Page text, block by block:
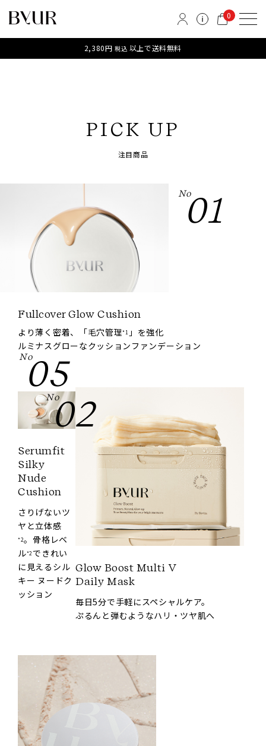
0
2,380円税込 以上で送料無料
PICK UP
注目商品
No01
Fullcover Glow Cushion
より薄く密着、「毛穴管理*1 」を強化
ルミナスグローなクッションファンデーション
No02
Glow Boost Multi V
Daily Mask
毎日5分で手軽にスペシャルケア。
ぷるんと弾むようなハリ・ツヤ肌へ
No05
Serumfit
Silky
Nude
Cushion
さりげないツ
ヤと立体感
*2。骨格レベ
ル*2 できれい
に見えるシル
キー ヌードク
ッション